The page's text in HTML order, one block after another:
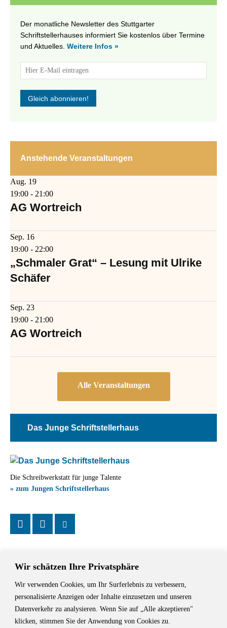
Wir schätzen Ihre Privatsphäre
Wir verwenden Cookies, um Ihr Surferlebnis zu verbessern,
personalisierte Anzeigen oder Inhalte einzusetzen und unseren
Datenverkehr zu analysieren. Wenn Sie auf „Alle akzeptieren"
klicken, stimmen Sie der Anwendung von Cookies zu.
Der monatliche Newsletter des Stuttgarter
Schriftstellerhauses informiert Sie kostenlos über Termine
und Aktuelles. Weitere Infos »
Anstehende Veranstaltungen
Aug. 19
19:00 - 21:00
AG Wortreich
Sep. 16
19:00 - 22:00
„Schmaler Grat“ – Lesung mit Ulrike
Schäfer
Sep. 23
19:00 - 21:00
AG Wortreich
Das Junge Schriftstellerhaus
Die Schreibwerkstatt für junge Talente
» zum Jungen Schriftstellerhaus
Das Schriftstellerhaus ist ein beliebter Treffpunkt für Autorinnen und
Autoren aus Stuttgart und der Region sowie ein Veranstaltungsort für
Lesungen, Tagungen und Schreibwerkstätten.